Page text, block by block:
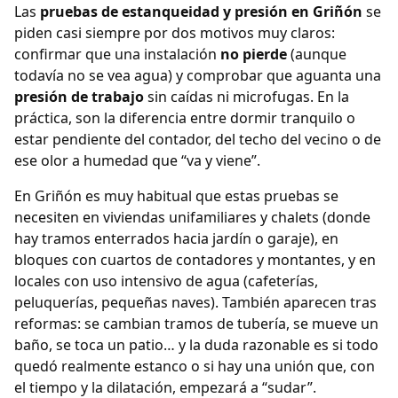
Las pruebas de estanqueidad y presión en Griñón se
piden casi siempre por dos motivos muy claros:
confirmar que una instalación no pierde(aunque
todavía no se vea agua) y comprobar que aguanta una
presión de trabajosin caídas ni microfugas. En la
práctica, son la diferencia entre dormir tranquilo o
estar pendiente del contador, del techo del vecino o de
ese olor a humedad que “va y viene”.
En Griñón es muy habitual que estas pruebas se
necesiten en viviendas unifamiliares y chalets (donde
hay tramos enterrados hacia jardín o garaje), en
bloques con cuartos de contadores y montantes, y en
locales con uso intensivo de agua (cafeterías,
peluquerías, pequeñas naves). También aparecen tras
reformas: se cambian tramos de tubería, se mueve un
baño, se toca un patio… y la duda razonable es si todo
quedó realmente estanco o si hay una unión que, con
el tiempo y la dilatación, empezará a “sudar”.